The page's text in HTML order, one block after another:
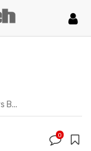
B...
0